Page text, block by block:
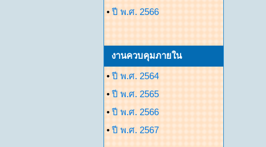
• ปี พ.ศ. 2566
งานควบคุมภายใน
• ปี พ.ศ. 2564
• ปี พ.ศ. 2565
• ปี พ.ศ. 2566
• ปี พ.ศ. 2567